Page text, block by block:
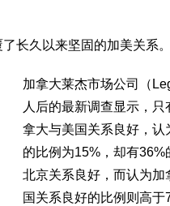
长久以来坚固的加美关系。
加拿大莱杰市场公司（
人后的最新调查显示，
拿大与美国关系良好，
的比例为15%，却有
北京关系良好，而认为
国关系良好的比例则高于